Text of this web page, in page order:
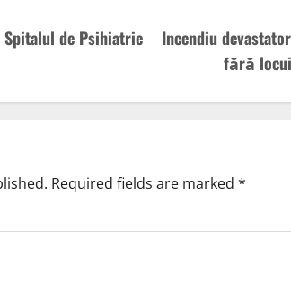
de Psihiatrie
Incendiu
fără
Required fields are marked *